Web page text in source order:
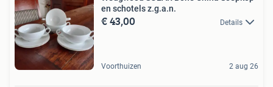
en schotels z.g.a.n.
€ 43,00 Details
Voorthuizen 2 aug 26